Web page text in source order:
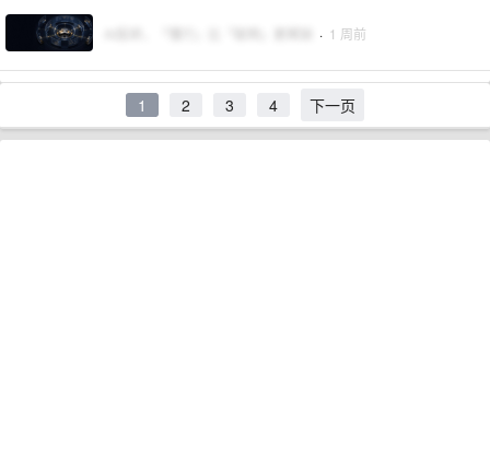
· 1 周前
1 2 3 4 下一页